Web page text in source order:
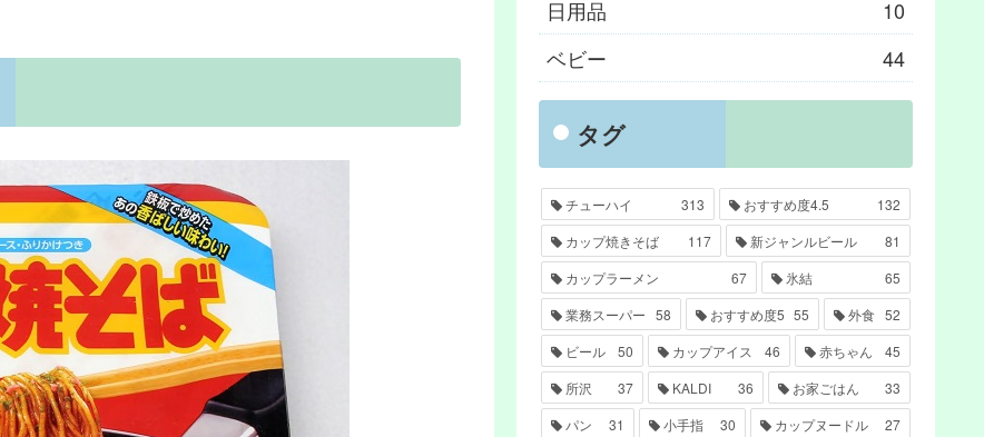
日用品
10
ベビー
44
タグ
チューハイ 313 おすすめ度4.5
132
カップ焼きそば
117 新ジャンルビール
81
カップラーメン
67 氷結
65
業務スーパー 58 おすすめ度5 55 外食 52
ビール
50 カップアイス 46 赤ちゃん
45
所沢
37 KALDI 36 お家ごはん
33
パン
31 小手指 30 カップヌードル
27